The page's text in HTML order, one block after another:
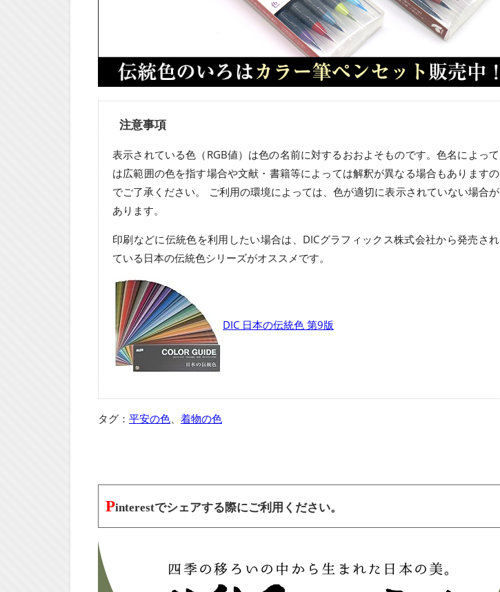
注意事項
表示されている色（RGB値）は色の名前に対するおおよそものです。色名によって
は広範囲の色を指す場合や文献・書籍等によっては解釈が異なる場合もありますの
でご了承ください。 ご利用の環境によっては、色が適切に表示されていない場合が
あります。
印刷などに伝統色を利用したい場合は、DICグラフィックス株式会社から発売され
ている日本の伝統色シリーズがオススメです。
DIC 日本の伝統色 第9版
タグ： 平安の色、 着物の色
Pinterestでシェアする際にご利用ください。